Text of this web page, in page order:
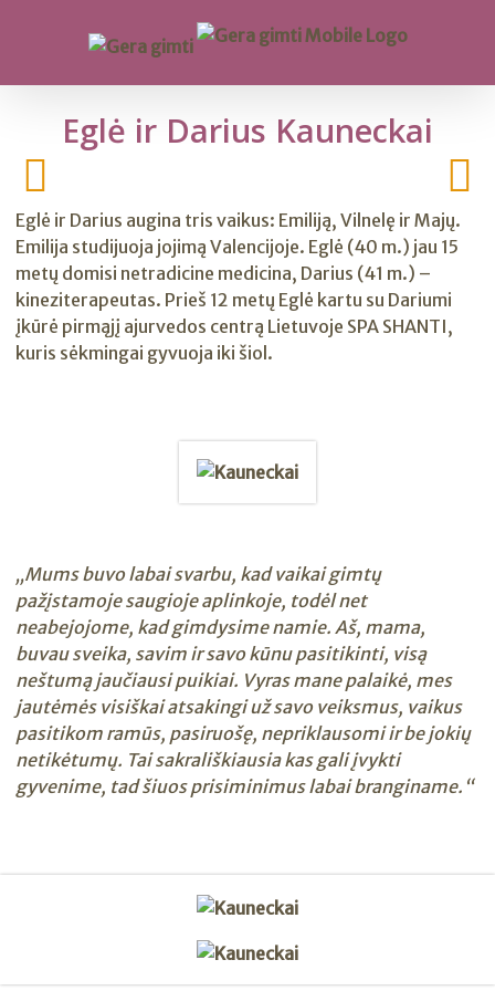
Eglė ir Darius Kauneckai
Eglė ir Darius augina tris vaikus: Emiliją, Vilnelę ir Majų.
Emilija studijuoja jojimą Valencijoje. Eglė (40 m.) jau 15
metų domisi netradicine medicina, Darius (41 m.) –
kineziterapeutas. Prieš 12 metų Eglė kartu su Dariumi
įkūrė pirmąjį ajurvedos centrą Lietuvoje SPA SHANTI,
kuris sėkmingai gyvuoja iki šiol.
„Mums buvo labai svarbu, kad vaikai gimtų
pažįstamoje saugioje aplinkoje, todėl net
neabejojome, kad gimdysime namie. Aš, mama,
buvau sveika, savim ir savo kūnu pasitikinti, visą
neštumą jaučiausi puikiai. Vyras mane palaikė, mes
jautėmės visiškai atsakingi už savo veiksmus, vaikus
pasitikom ramūs, pasiruošę, nepriklausomi ir be jokių
netikėtumų. Tai sakrališkiausia kas gali įvykti
gyvenime, tad šiuos prisiminimus labai branginame.“